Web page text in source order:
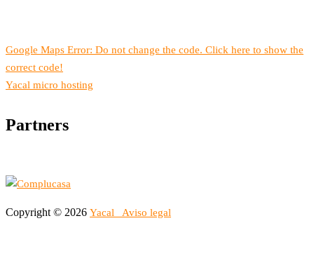
Google Maps Error: Do not change the code. Click here to show the
correct code!
Yacal micro hosting
Partners
Copyright © 2026 Yacal Aviso legal